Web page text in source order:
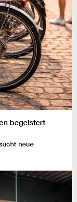
begeistert
neue